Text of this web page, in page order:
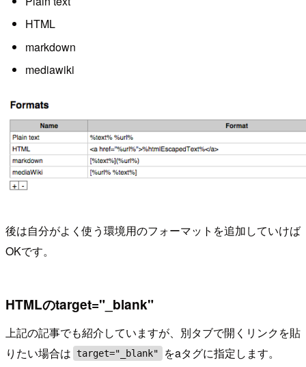
HTML
markdown
mediawiki
後は自分がよく使う環境用のフォーマットを追加していけば
OKです。
HTMLのtarget="_blank"
上記の記事でも紹介していますが、別タブで開くリンクを貼
りたい場合は target="_blank" をaタグに指定します。